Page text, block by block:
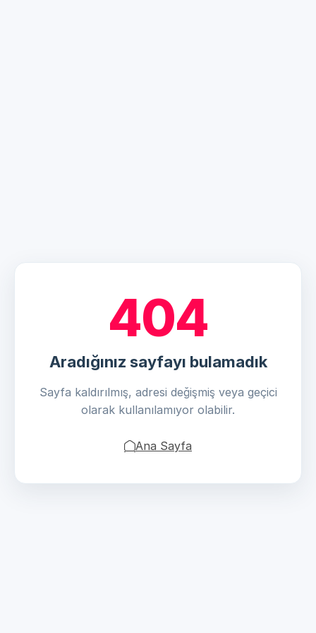
404
Aradığınız sayfayı bulamadık
Sayfa kaldırılmış, adresi değişmiş veya geçici
olarak kullanılamıyor olabilir.
Ana Sayfa